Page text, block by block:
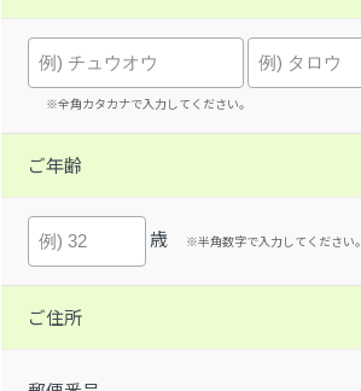
※全角カタカナで入力してください。
ご年齢
歳 ※半角数字で入力してください。
ご住所